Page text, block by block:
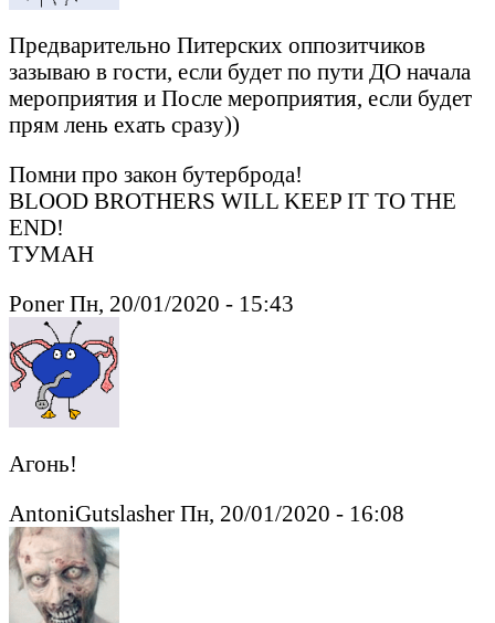
Предварительно Питерских оппозитчиков
зазываю в гости, если будет по пути ДО начала
мероприятия и После мероприятия, если будет
прям лень ехать сразу))
Помни про закон бутерброда!
BLOOD BROTHERS WILL KEEP IT TO THE
END!
ТУМАН
Poner Пн, 20/01/2020 - 15:43
Агонь!
AntoniGutslasher Пн, 20/01/2020 - 16:08